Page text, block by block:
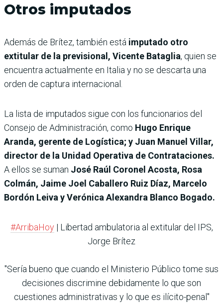
Otros imputados
Además de Brítez, también está imputado otro
extitular de la previsional, Vicente Bataglia, quien se
encuentra actualmente en Italia y no se descarta una
orden de captura internacional.
La lista de imputados sigue con los funcionarios del
Consejo de Administración, como Hugo Enrique
Aranda, gerente de Logística; y Juan Manuel Villar,
director de la Unidad Operativa de Contrataciones.
A ellos se suman José Raúl Coronel Acosta, Rosa
Colmán, Jaime Joel Caballero Ruiz Díaz, Marcelo
Bordón Leiva y Verónica Alexandra Blanco Bogado.
#ArribaHoy| Libertad ambulatoria al extitular del IPS,
Jorge Brítez
"Sería bueno que cuando el Ministerio Público tome sus
decisiones discrimine debidamente lo que son
cuestiones administrativas y lo que es ilícito-penal"